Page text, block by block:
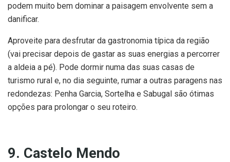
podem muito bem dominar a paisagem envolvente sem a
danificar.
Aproveite para desfrutar da gastronomia típica da região
(vai precisar depois de gastar as suas energias a percorrer
a aldeia a pé). Pode dormir numa das suas casas de
turismo rural e, no dia seguinte, rumar a outras paragens nas
redondezas: Penha Garcia, Sortelha e Sabugal são ótimas
opções para prolongar o seu roteiro.
9. Castelo Mendo